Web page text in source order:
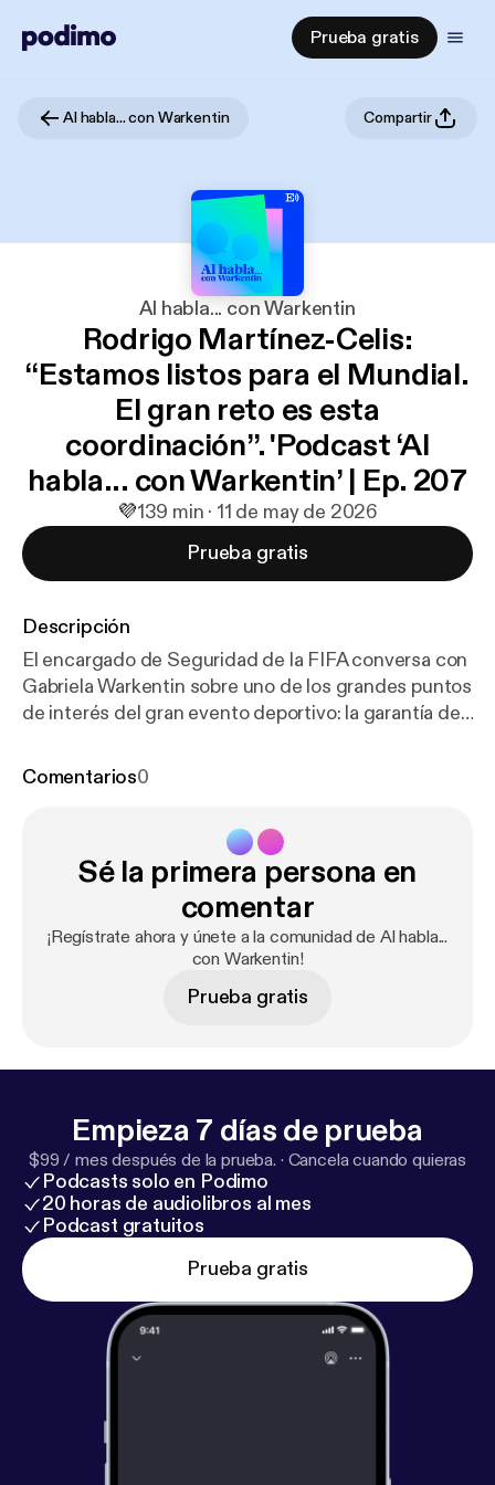
Prueba gratis
Al habla... con Warkentin Compartir
Al habla... con Warkentin
Rodrigo Martínez-Celis:
“Estamos listos para el Mundial.
El gran reto es esta
coordinación”. 'Podcast ‘Al
habla... con Warkentin’ | Ep. 207
💜139 min · 11 de may de 2026
Prueba gratis
Descripción
El encargado de Seguridad de la FIFA conversa con
Gabriela Warkentin sobre uno de los grandes puntos
de interés del gran evento deportivo: la garantía de
Comentarios0
Sé la primera persona en
comentar
¡Regístrate ahora y únete a la comunidad de Al habla...
con Warkentin!
Prueba gratis
Empieza 7 días de prueba
$99 / mes después de la prueba. · Cancela cuando quieras
Podcasts solo en Podimo
20 horas de audiolibros al mes
Podcast gratuitos
Prueba gratis